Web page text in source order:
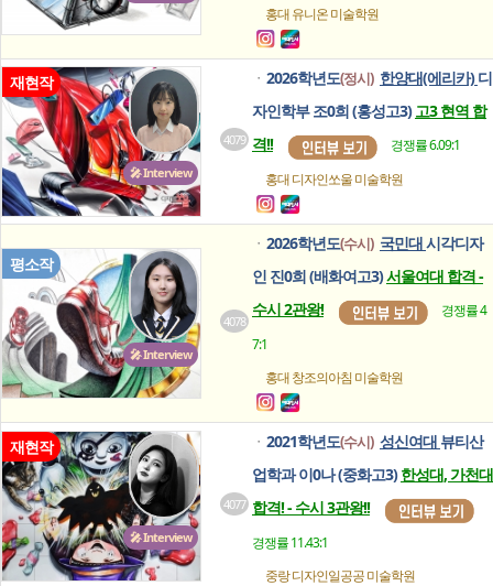
홍대 유니온미술학원
🎤 Interview
재현작
4079
ㆍ 2026학년도(정시) 한양대(에리카)디
자인학부 조0희 (홍성고3) 고3 현역 합
격!!
경쟁률 6.09:1
홍대 디자인쏘울미술학원
🎤 Interview
평소작
4078
ㆍ 2026학년도(수시) 국민대시각디자
인 진0희 (배화여고3)서울여대 합격 -
수시 2관왕!
경쟁률 4
7:1
홍대 창조의아침미술학원
🎤 Interview
재현작
4077
ㆍ 2021학년도(수시) 성신여대 뷰티산
업학과 이0나 (중화고3)한성대, 가천대
합격! - 수시 3관왕!!
경쟁률 11.43:1
중랑 디자인일공공미술학원